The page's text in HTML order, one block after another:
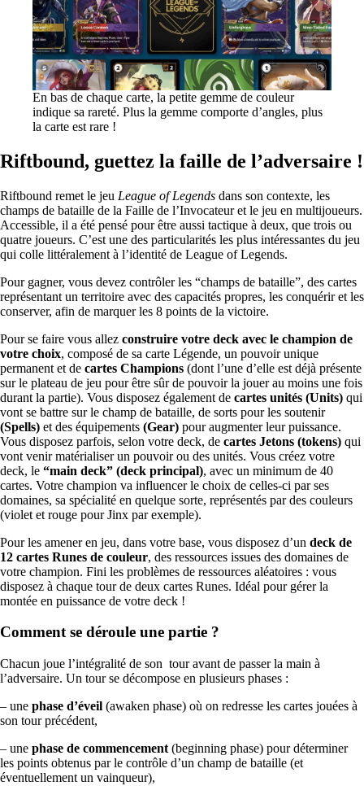
En bas de chaque carte, la petite gemme de couleur
indique sa rareté. Plus la gemme comporte d’angles, plus
la carte est rare !
Riftbound, guettez la faille de l’adversaire !
Riftbound remet le jeu League of Legends dans son contexte, les
champs de bataille de la Faille de l’Invocateur et le jeu en multijoueurs.
Accessible, il a été pensé pour être aussi tactique à deux, que trois ou
quatre joueurs. C’est une des particularités les plus intéressantes du jeu
qui colle littéralement à l’identité de League of Legends.
Pour gagner, vous devez contrôler les “champs de bataille”, des cartes
représentant un territoire avec des capacités propres, les conquérir et les
conserver, afin de marquer les 8 points de la victoire.
Pour se faire vous allez construire votre deck avec le champion de
votre choix, composé de sa carte Légende, un pouvoir unique
permanent et de cartes Champions (dont l’une d’elle est déjà présente
sur le plateau de jeu pour être sûr de pouvoir la jouer au moins une fois
durant la partie). Vous disposez également de cartes unités (Units) qui
vont se battre sur le champ de bataille, de sorts pour les soutenir
(Spells) et des équipements (Gear) pour augmenter leur puissance.
Vous disposez parfois, selon votre deck, de cartes Jetons (tokens) qui
vont venir matérialiser un pouvoir ou des unités. Vous créez votre
deck, le “main deck” (deck principal), avec un minimum de 40
cartes. Votre champion va influencer le choix de celles-ci par ses
domaines, sa spécialité en quelque sorte, représentés par des couleurs
(violet et rouge pour Jinx par exemple).
Pour les amener en jeu, dans votre base, vous disposez d’un deck de
12 cartes Runes de couleur, des ressources issues des domaines de
votre champion. Fini les problèmes de ressources aléatoires : vous
disposez à chaque tour de deux cartes Runes. Idéal pour gérer la
montée en puissance de votre deck !
Comment se déroule une partie ?
Chacun joue l’intégralité de son tour avant de passer la main à
l’adversaire. Un tour se décompose en plusieurs phases :
– une phase d’éveil (awaken phase) où on redresse les cartes jouées à
son tour précédent,
– une phase de commencement (beginning phase) pour déterminer
les points obtenus par le contrôle d’un champ de bataille (et
éventuellement un vainqueur),